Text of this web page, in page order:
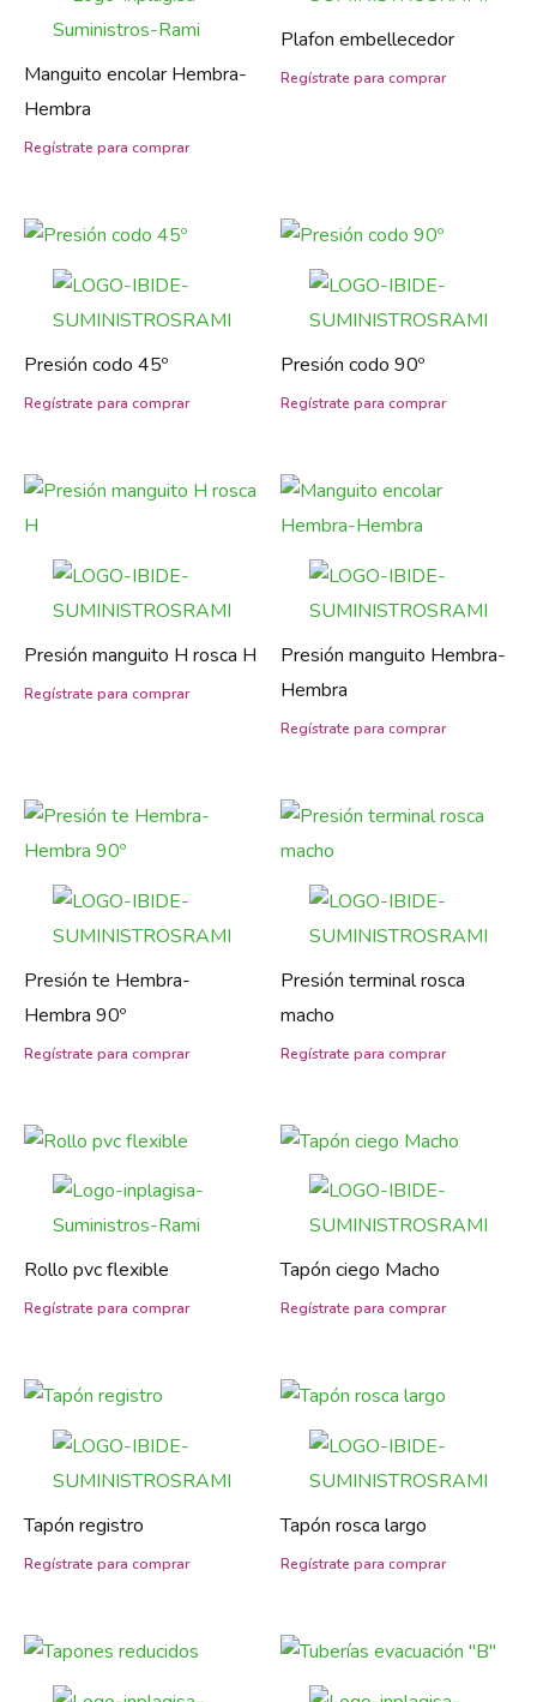
Manguito encolar Hembra-
Hembra
Plafon embellecedor
Presión codo 45º Presión codo 90º
Presión manguito H rosca H
Presión manguito Hembra-
Hembra
Presión te Hembra-
Hembra 90º
Presión terminal rosca
macho
Rollo pvc flexible Tapón ciego Macho
Tapón registro Tapón rosca largo